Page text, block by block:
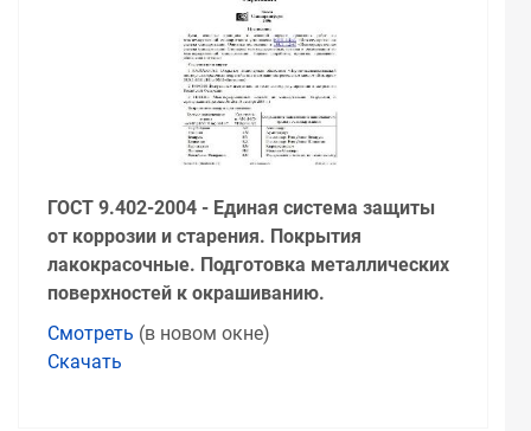
ГОСТ 9.402-2004 - Единая система защиты
от коррозии и старения. Покрытия
лакокрасочные. Подготовка металлических
поверхностей к окрашиванию.
Смотреть (в новом окне)
Скачать